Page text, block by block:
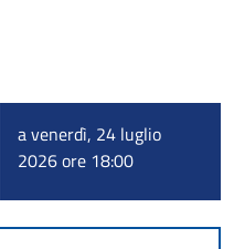
a venerdì, 24 luglio
2026 ore 18:00